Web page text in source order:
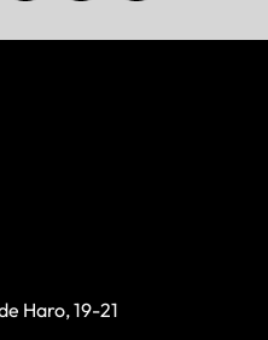
Haro, 19-21